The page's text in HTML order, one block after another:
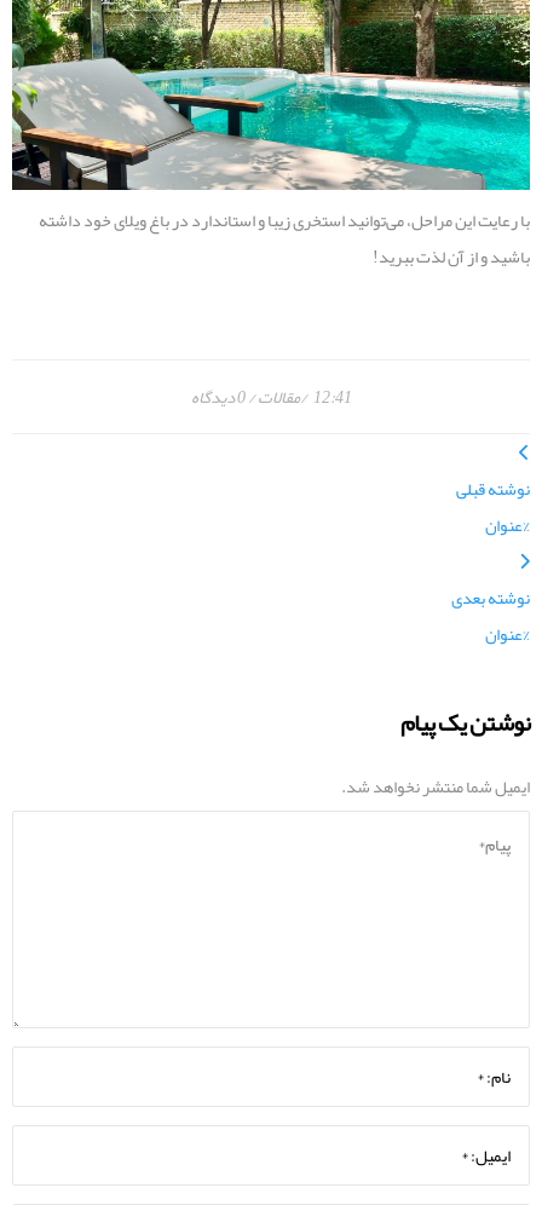
با رعایت این مراحل، می‌توانید استخری زیبا و استاندارد در باغ ویلای خود داشته
باشید و از آن لذت ببرید!
12:41 مقالات 0 دیدگاه
نوشته قبلی
%عنوان
نوشته بعدی
%عنوان
نوشتن یک پیام
ایمیل شما منتشر نخواهد شد.